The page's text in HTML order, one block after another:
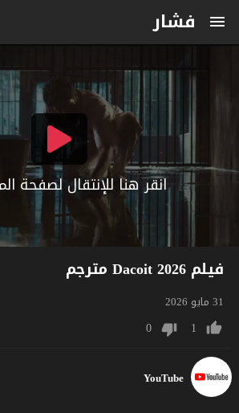
فشار
انقر هنا للإنتقال لصفحة
فيلم Dacoit 2026 مترجم
31 مايو 2026
1
0
YouTube